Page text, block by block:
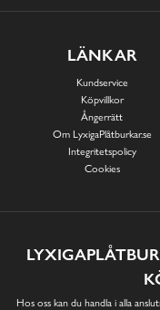
LÄNKAR
Kundservice
Köpvillkor
Ångerrätt
Om LyxigaPlåtburkar.se
Integritetspolicy
Cookies
Hos oss kan du handla i alla